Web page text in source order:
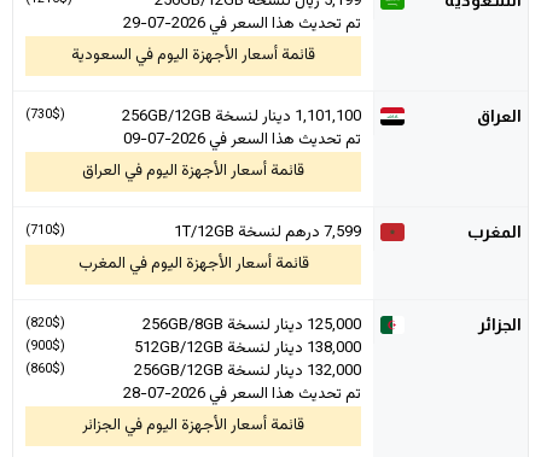
تم تحديث هذا السعر في 2026-07-29
قائمة أسعار الأجهزة اليوم في السعودية
العراق 1,101,100
(730$)
دينار لنسخة 256GB/12GB
تم تحديث هذا السعر في 2026-07-09
قائمة أسعار الأجهزة اليوم في العراق
المغرب 7,599
(710$)
درهم لنسخة 1T/12GB
قائمة أسعار الأجهزة اليوم في المغرب
الجزائر 125,000
(820$)
دينار لنسخة 256GB/8GB
138,000
(900$)
دينار لنسخة 512GB/12GB
132,000
(860$)
دينار لنسخة 256GB/12GB
تم تحديث هذا السعر في 2026-07-28
قائمة أسعار الأجهزة اليوم في الجزائر